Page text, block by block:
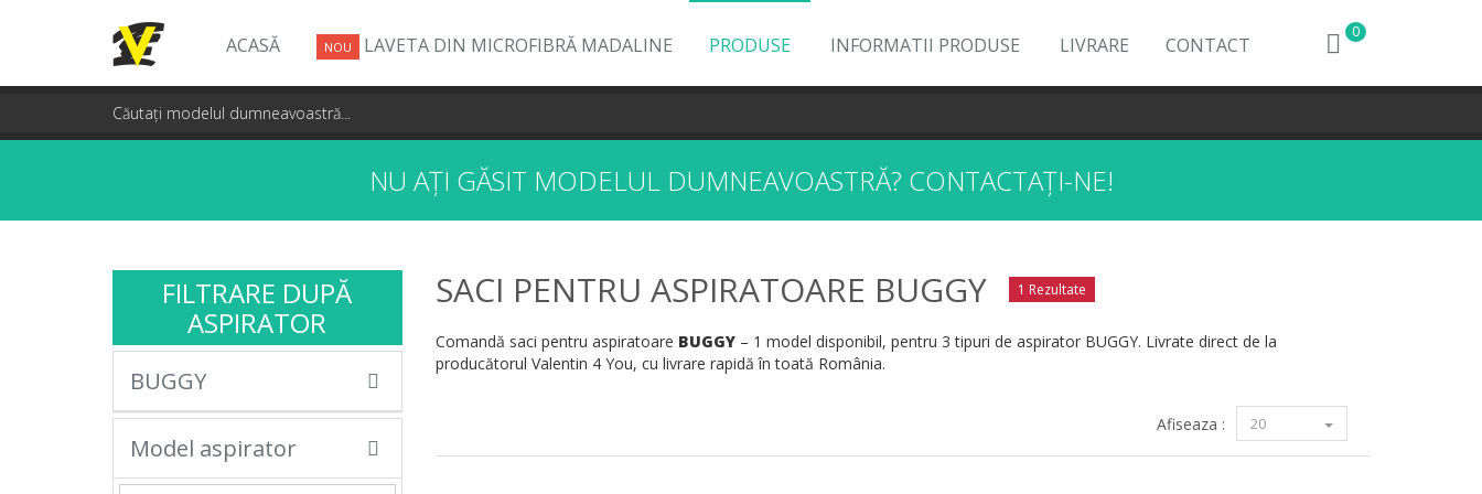
0
ACASĂ NOU LAVETA DIN MICROFIBRĂ MADALINE PRODUSE INFORMATII PRODUSE LIVRARE CONTACT
NU AȚI GĂSIT MODELUL DUMNEAVOASTRĂ? CONTACTAȚI-NE!
FILTRARE DUPĂ
ASPIRATOR
BUGGY
Model aspirator
SACI PENTRU ASPIRATOARE BUGGY 1 Rezultate
Comandă saci pentru aspiratoare BUGGY– 1 model disponibil, pentru 3 tipuri de aspirator BUGGY. Livrate direct de la
producătorul Valentin 4 You, cu livrare rapidă în toată România.
Afiseaza : 20